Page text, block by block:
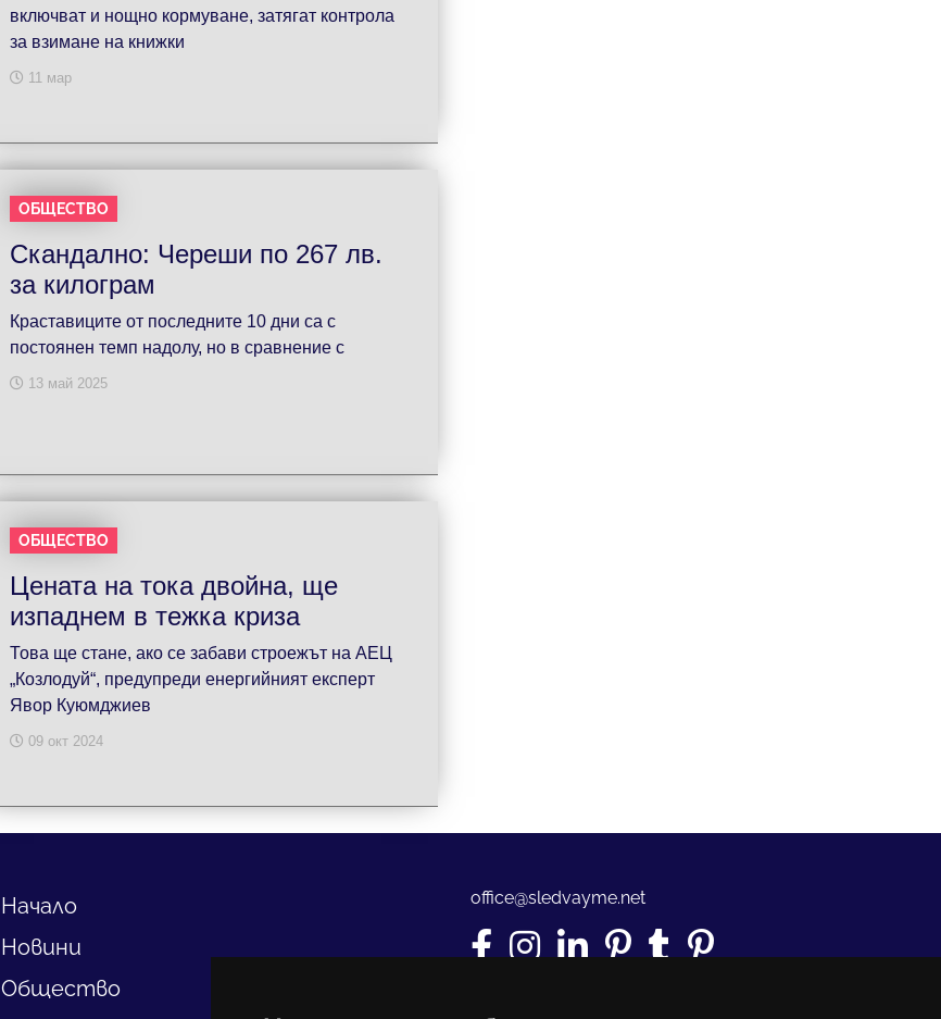
включват и нощно кормуване, затягат контрола
за взимане на книжки
11 мар
ОБЩЕСТВО
Скандално: Череши по 267 лв.
за килограм
Краставиците от последните 10 дни са с
постоянен темп надолу, но в сравнение с
13 май 2025
ОБЩЕСТВО
Цената на тока двойна, ще
изпаднем в тежка криза
Това ще стане, ако се забави строежът на АЕЦ
„Козлодуй“, предупреди енергийният експерт
Явор Куюмджиев
09 окт 2024
Начало
Новини
Общество
office@sledvayme.net